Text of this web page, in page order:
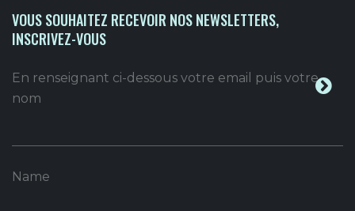
VOUS SOUHAITEZ RECEVOIR NOS NEWSLETTERS,
INSCRIVEZ-VOUS
En renseignant ci-dessous votre email puis votre
nom
Name